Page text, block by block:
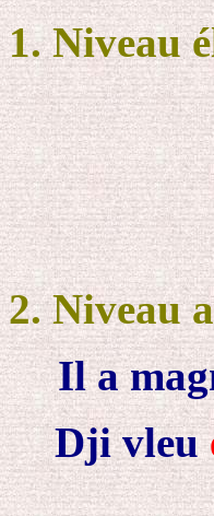
1. Niveau
2. Niveau
Il a
Dji vleu